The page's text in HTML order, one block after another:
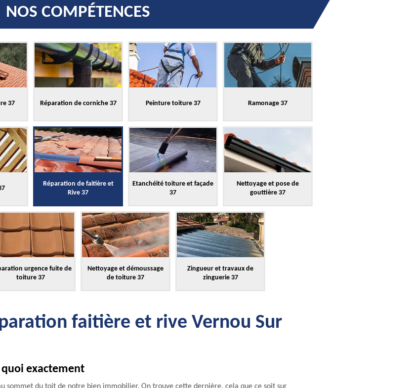
NOS COMPÉTENCES
37 Réparation de corniche 37 Peinture toiture 37 Ramonage 37
Réparation de faitière et
Rive 37
Etanchéité toiture et façade
37
Nettoyage et pose de
gouttière 37
urgence fuite de
toiture 37
Nettoyage et démoussage
de toiture 37
Zingueur et travaux de
zinguerie 37
faitière et rive Vernou Sur
quoi exactement